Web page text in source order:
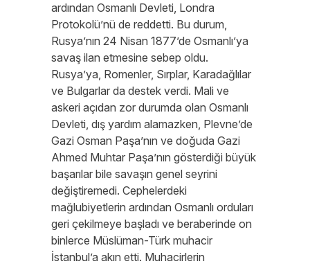
ardından Osmanlı Devleti, Londra
Protokolü’nü de reddetti. Bu durum,
Rusya’nın 24 Nisan 1877’de Osmanlı’ya
savaş ilan etmesine sebep oldu.
Rusya’ya, Romenler, Sırplar, Karadağlılar
ve Bulgarlar da destek verdi. Mali ve
askeri açıdan zor durumda olan Osmanlı
Devleti, dış yardım alamazken, Plevne’de
Gazi Osman Paşa’nın ve doğuda Gazi
Ahmed Muhtar Paşa’nın gösterdiği büyük
başarılar bile savaşın genel seyrini
değiştiremedi. Cephelerdeki
mağlubiyetlerin ardından Osmanlı orduları
geri çekilmeye başladı ve beraberinde on
binlerce Müslüman-Türk muhacir
İstanbul’a akın etti. Muhacirlerin